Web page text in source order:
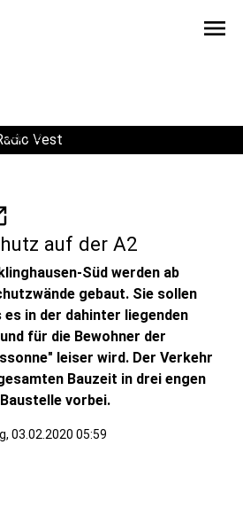
menu
Vest
auf der A2
Süd werden ab
gebaut. Sie sollen
in der dahinter liegenden
für die Bewohner der
leiser wird. Der Verkehr
Bauzeit in drei engen
vorbei.
03.02.2020 05:59